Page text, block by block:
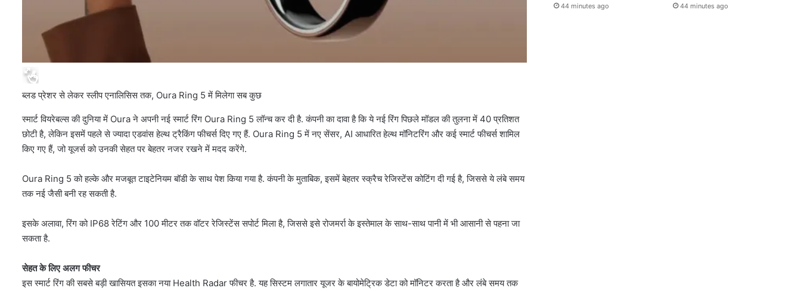
ब्लड प्रेशर से लेकर स्लीप एनालिसिस तक, Oura Ring 5 में मिलेगा सब कुछ
स्मार्ट वियरेबल्स की दुनिया में Oura ने अपनी नई स्मार्ट रिंग Oura Ring 5 लॉन्च कर दी है. कंपनी का दावा है कि ये नई रिंग पिछले मॉडल की तुलना में 40 प्रतिशत
छोटी है, लेकिन इसमें पहले से ज्यादा एडवांस हेल्थ ट्रैकिंग फीचर्स दिए गए हैं. Oura Ring 5 में नए सेंसर, AI आधारित हेल्थ मॉनिटरिंग और कई स्मार्ट फीचर्स शामिल
किए गए हैं, जो यूजर्स को उनकी सेहत पर बेहतर नजर रखने में मदद करेंगे.
Oura Ring 5 को हल्के और मजबूत टाइटेनियम बॉडी के साथ पेश किया गया है. कंपनी के मुताबिक, इसमें बेहतर स्क्रैच रेजिस्टेंस कोटिंग दी गई है, जिससे ये लंबे समय
तक नई जैसी बनी रह सकती है.
इसके अलावा, रिंग को IP68 रेटिंग और 100 मीटर तक वॉटर रेजिस्टेंस सपोर्ट मिला है, जिससे इसे रोजमर्रा के इस्तेमाल के साथ-साथ पानी में भी आसानी से पहना जा
सकता है.
सेहत के लिए अलग फीचर
इस स्मार्ट रिंग की सबसे बड़ी खासियत इसका नया Health Radar फीचर है. यह सिस्टम लगातार यूजर के बायोमेट्रिक डेटा को मॉनिटर करता है और लंबे समय तक
44 minutes ago 44 minutes ago